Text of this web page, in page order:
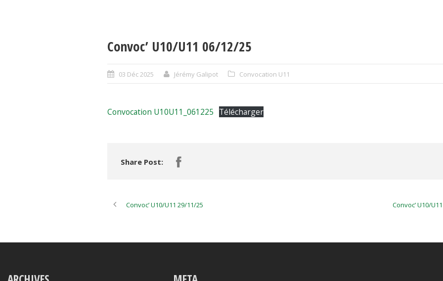
Convoc’ U10/U11 06/12/25
03 Déc 2025 Jérémy Galipot Convocation U11
Convocation U10U11_061225 Télécharger
Share Post:
Convoc’ U10/U11 29/11/25 Convoc’ U10/